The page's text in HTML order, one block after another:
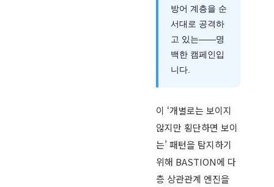
방어 계층을 순
서대로 공격하
고 있는——명
백한 캠페인입
니다.
이 ‘개별로는 보이지
않지만 횡단하면 보이
는’ 패턴을 탐지하기
위해 BASTION에 다
층 상관관계 엔진을